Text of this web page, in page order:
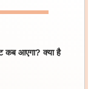
कब आएगा? क्या है